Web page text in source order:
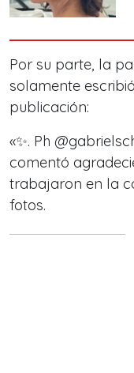
Por su parte, la
solamente
publicación:
«✨. Ph
comentó
trabajaron en la
fotos.